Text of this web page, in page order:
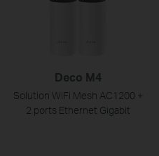
Deco M4
Solution WiFi Mesh AC1200 +
2 ports Ethernet Gigabit